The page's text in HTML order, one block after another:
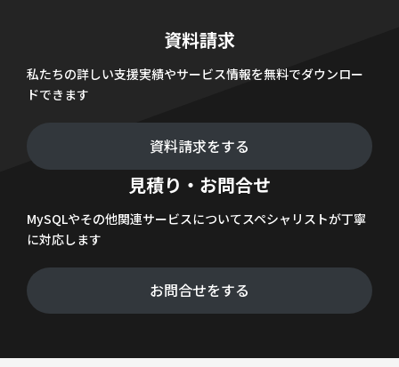
資料請求
私たちの詳しい支援実績やサービス情報を無料でダウンロー
ドできます
資料請求をする
見積り・お問合せ
MySQLやその他関連サービスについてスペシャリストが丁寧
に対応します
お問合せをする